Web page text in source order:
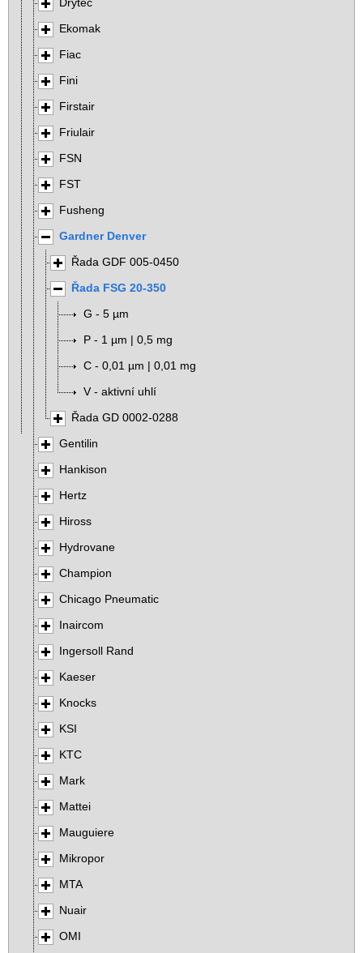
Drytec
Ekomak
Fiac
Fini
Firstair
Friulair
FSN
FST
Fusheng
Gardner Denver
Řada GDF 005-0450
Řada FSG 20-350
G - 5 µm
P - 1 µm | 0,5 mg
C - 0,01 µm | 0,01 mg
V - aktivní uhlí
Řada GD 0002-0288
Gentilin
Hankison
Hertz
Hiross
Hydrovane
Champion
Chicago Pneumatic
Inaircom
Ingersoll Rand
Kaeser
Knocks
KSI
KTC
Mark
Mattei
Mauguiere
Mikropor
MTA
Nuair
OMI